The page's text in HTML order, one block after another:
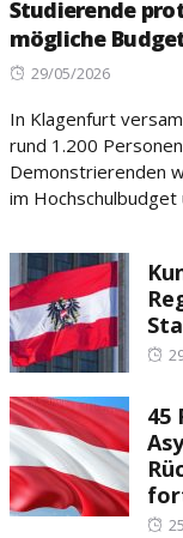
Studierende
mögliche
Posted
29/05/2026
In Klagenfurt
rund 1.200
Demonstrierenden
im Hochschulbudget
45